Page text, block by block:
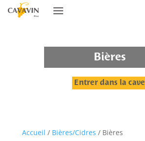
Bières
Entrer dans la cave
Accueil / Bières/Cidres / Bières